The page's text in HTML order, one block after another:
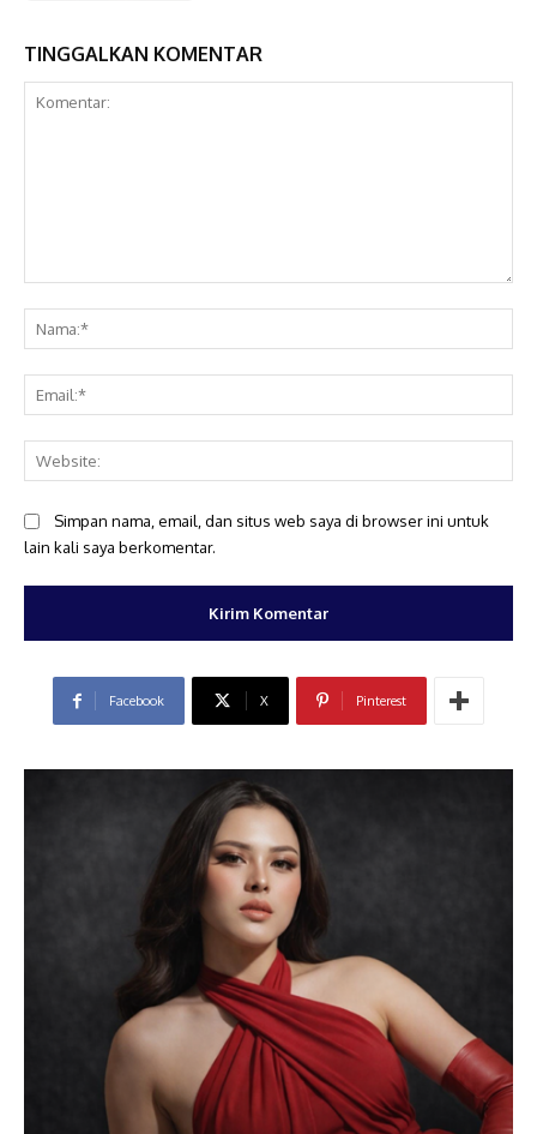
TINGGALKAN KOMENTAR
Simpan nama, email, dan situs web saya di browser ini untuk
lain kali saya berkomentar.
Facebook X Pinterest